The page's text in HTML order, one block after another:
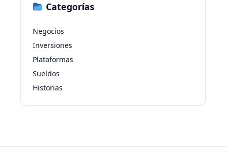
Categorías
Negocios
Inversiones
Plataformas
Sueldos
Historias